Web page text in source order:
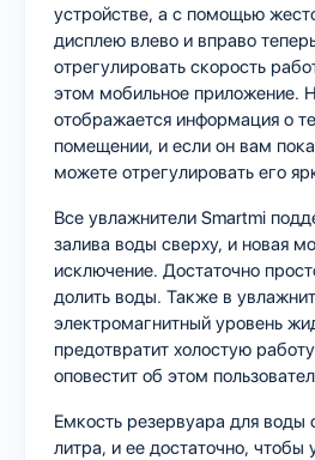
устройстве, а с помощью
дисплею влево и вправо
отрегулировать скорость
этом мобильное приложение.
отображается информация о
помещении, и если он вам
можете отрегулировать его
Все увлажнители Smartmi
залива воды сверху, и новая
исключение. Достаточно
долить воды. Также в
электромагнитный уровень
предотвратит холостую
оповестит об этом
Емкость резервуара для воды
литра, и ее достаточно, чтобы